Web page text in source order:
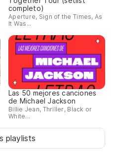
completo)
Aperture, Sign of the Times, As
It Was...
Las 50 mejores canciones
de Michael Jackson
Billie Jean, Thriller, Black or
White...
playlists